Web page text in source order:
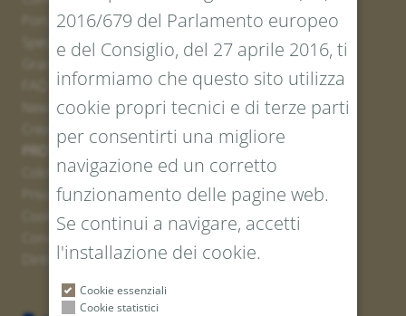
Portale resi
Spedizione
Grandezze e lunghezze
Newsletter iscrizione
PROTEZIONE LEGALE E DEI DATI
Colofone
Privacy Policy
Cookies
Diritto di recesso
2016/679 del Parlamento europeo
e del Consiglio, del 27 aprile 2016, ti
informiamo che questo sito utilizza
cookie propri tecnici e di terze parti
per consentirti una migliore
navigazione ed un corretto
funzionamento delle pagine web.
Se continui a navigare, accetti
l'installazione dei cookie.
Cookie essenziali
Cookie statistici